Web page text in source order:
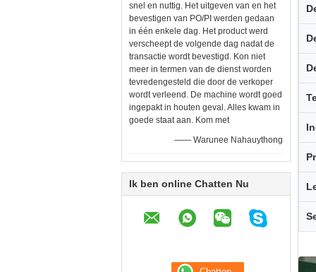
snel en nuttig. Het uitgeven van en het
bevestigen van PO/PI werden gedaan
in één enkele dag. Het product werd
verscheept de volgende dag nadat de
transactie wordt bevestigd. Kon niet
meer in termen van de dienst worden
tevredengesteld die door de verkoper
wordt verleend. De machine wordt goed
ingepakt in houten geval. Alles kwam in
goede staat aan. Kom met
—— Warunee Nahauythong
Ik ben online Chatten Nu